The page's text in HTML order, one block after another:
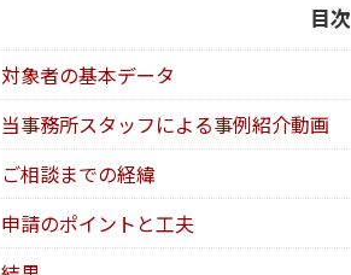
目次
対象者の基本データ
当事務所スタッフによる事例紹介動画
ご相談までの経緯
申請のポイントと工夫